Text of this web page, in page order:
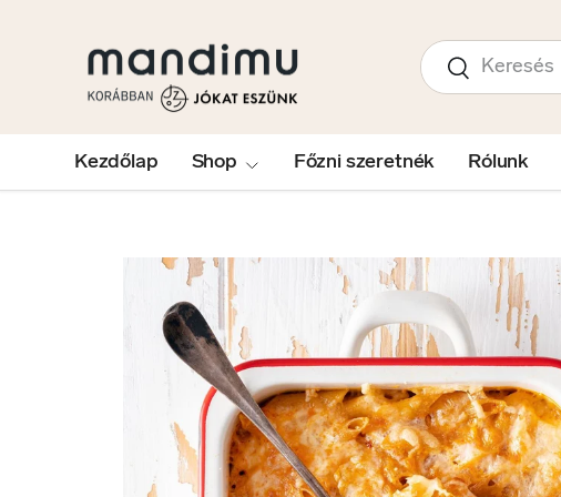
Keresés
Keresés
Kezdőlap Shop Főzni szeretnék Rólunk